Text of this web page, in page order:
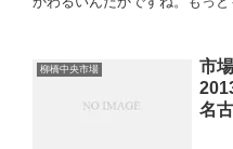
柳橋中央市場
市
名